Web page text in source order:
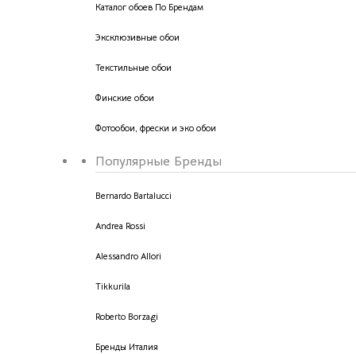
Каталог обоев По Брендам
Эксклюзивные обои
Текстильные обои
Финские обои
Фотообои, фрески и эко обои
Популярные Бренды
Bernardo Bartalucci
Andrea Rossi
Alessandro Allori
Tikkurila
Roberto Borzagi
Бренды Италия